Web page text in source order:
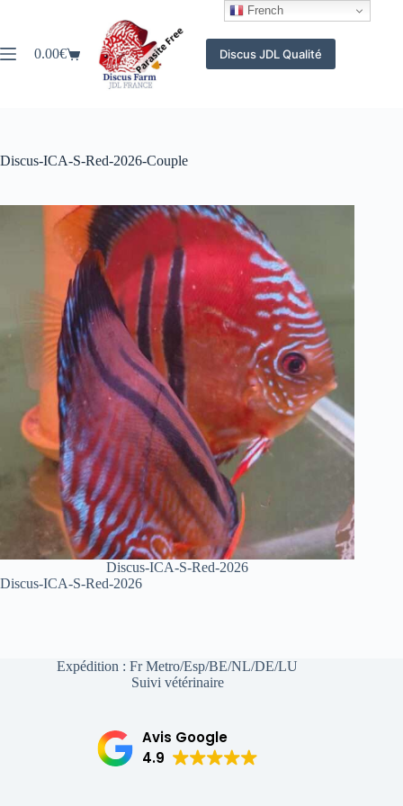
Panier
0.00€ Discus JDL Qualité
Discus-ICA-S-Red-2026-Couple
Discus-ICA-S-Red-2026
Discus-ICA-S-Red-2026
Expédition : Fr Metro/Esp/BE/NL/DE/LU
Suivi vétérinaire
Avis Google
4.9
French